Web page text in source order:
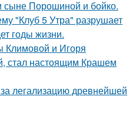
сыне Порошиной и бойко.
"Клуб 5 Утра" разрушает
годы жизни.
Климовой и Игоря
стал настоящим Крашем
легализацию древнейшей